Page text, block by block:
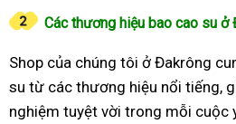
Các thương hiệu bao cao su ở
Shop của chúng tôi ở Đakrông
su từ các thương hiệu nổi tiếng,
nghiệm tuyệt vời trong mỗi cuộc